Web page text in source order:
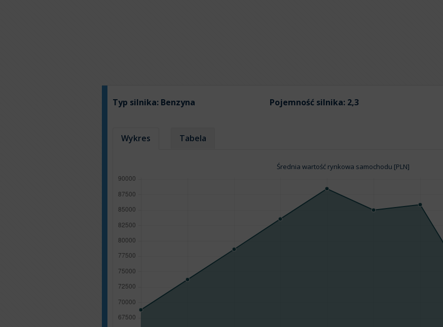
Typ silnika: Benzyna Pojemność silnika: 2,3
Wykres Tabela
Średnia wartość rynkowa samochodu [PLN]